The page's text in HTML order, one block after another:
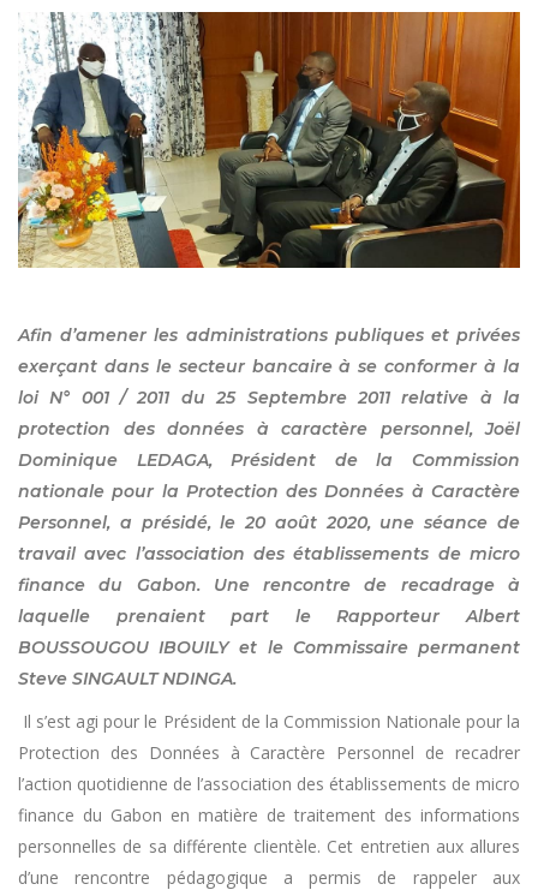
Afin d’amener les administrations publiques et privées
exerçant dans le secteur bancaire à se conformer à la
loi N° 001 / 2011 du 25 Septembre 2011 relative à la
protection des données à caractère personnel, Joël
Dominique LEDAGA, Président de la Commission
nationale pour la Protection des Données à Caractère
Personnel, a présidé, le 20 août 2020, une séance de
travail avec l’association des établissements de micro
finance du Gabon. Une rencontre de recadrage à
laquelle prenaient part le Rapporteur Albert
BOUSSOUGOU IBOUILY et le Commissaire permanent
Steve SINGAULT NDINGA.
Il s’est agi pour le Président de la Commission Nationale pour la
Protection des Données à Caractère Personnel de recadrer
l’action quotidienne de l’association des établissements de micro
finance du Gabon en matière de traitement des informations
personnelles de sa différente clientèle. Cet entretien aux allures
d’une rencontre pédagogique a permis de rappeler aux